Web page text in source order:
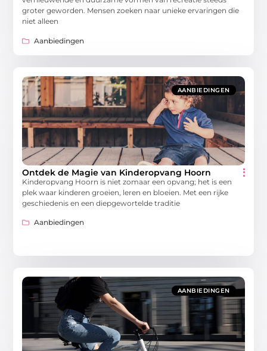
groter geworden. Mensen zoeken naar unieke ervaringen die
niet alleen
Aanbiedingen
AANBIEDINGEN
Ontdek de Magie van Kinderopvang Hoorn
Kinderopvang Hoorn is niet zomaar een opvang; het is een
plek waar kinderen groeien, leren en bloeien. Met een rijke
geschiedenis en een diepgewortelde traditie
Aanbiedingen
AANBIEDINGEN